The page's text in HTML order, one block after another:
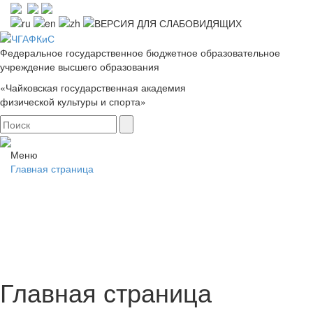
Федеральное государственное бюджетное образовательное
учреждение высшего образования
«Чайковская государственная академия
физической культуры и спорта»
Меню
Главная страница
Главная страница